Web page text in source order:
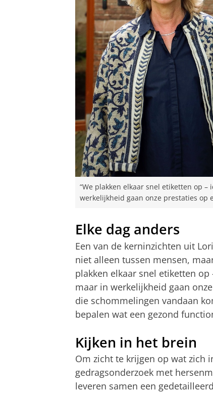
“We plakken elkaar snel etiketten op
werkelijkheid gaan onze prestaties op
Elke dag anders
Een van de kerninzichten uit
niet alleen tussen mensen,
plakken elkaar snel etiketten
maar in werkelijkheid gaan
die schommelingen vandaan
bepalen wat een gezond
Kijken in het brein
Om zicht te krijgen op wat zich
gedragsonderzoek met
leveren samen een